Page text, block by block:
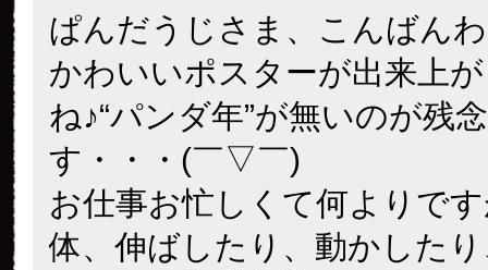
ぱんだうじさま、こんばん
かわいいポスターが出来上
ね♪“パンダ年”が無いのが残
す・・・(￣▽￣)
お仕事お忙しくて何よりで
体、伸ばしたり、動かした